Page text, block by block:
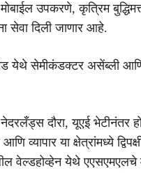
उपकरणे, कृत्रिम
सेवा दिली जाणार आहे.
येथे सेमीकंडक्टर असेंब्ली
दौरा, यूएई भेटीनंतर
व्यापार या क्षेत्रांमध्ये
वेल्डहोव्हेन येथे एएसएमएलचे